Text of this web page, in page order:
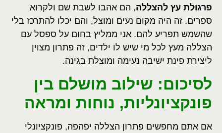
פרגולת עץ להצללה, הם אהבו לשבת שם ולקרוא
ספרים. זה היה מקום נעים ומוצל, והם יכלו להתרכז בלי
שהשמש תפריע להם. אני ממליץ בחום על ספסל עם
הצללה מעץ לכל מי שיש לו ילדים, זה פתרון מצוין
ליצירת פינת ישיבה נעימה ומוצלת בגינה.
לסיכום: שילוב מושלם בין
פונקציונליות, נוחות ומראה
אם אתם מחפשים פתרון הצללה יפהפה, פונקציונלי